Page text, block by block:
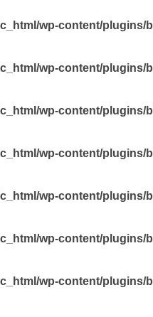
wp-content/
wp-content/
wp-content/
wp-content/
wp-content/
wp-content/
wp-content/